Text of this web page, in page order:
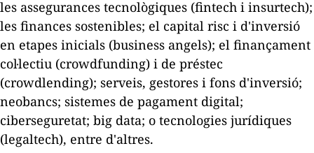
les assegurances tecnològiques (fintech i insurtech);
les finances sostenibles; el capital risc i d'inversió
en etapes inicials (business angels); el finançament
col·lectiu (crowdfunding) i de préstec
(crowdlending); serveis, gestores i fons d'inversió;
neobancs; sistemes de pagament digital;
ciberseguretat; big data; o tecnologies jurídiques
(legaltech), entre d'altres.